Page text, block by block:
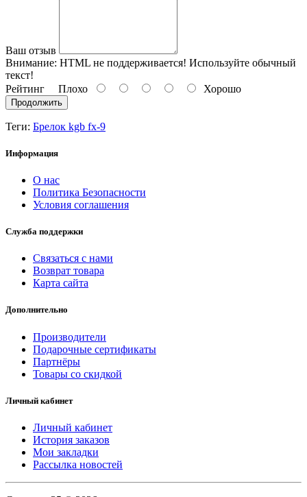
Ваш отзыв
Внимание: HTML не поддерживается! Используйте обычный
текст!
Рейтинг Плохо Хорошо
Продолжить
Теги: Брелок kgb fx-9
Информация
О нас
Политика Безопасности
Условия соглашения
Служба поддержки
Связаться с нами
Возврат товара
Карта сайта
Дополнительно
Производители
Подарочные сертификаты
Партнёры
Товары со скидкой
Личный кабинет
Личный кабинет
История заказов
Мои закладки
Рассылка новостей